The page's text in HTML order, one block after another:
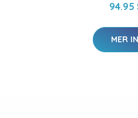
94.95
MER